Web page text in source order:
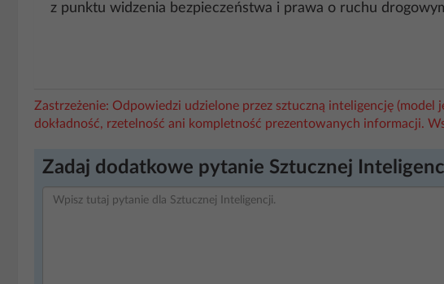
z punktu widzenia bezpieczeństwa i prawa o ruchu
Zastrzeżenie: Odpowiedzi udzielone przez sztuczną inteligencję
dokładność, rzetelność ani kompletność prezentowanych informacji.
Zadaj dodatkowe pytanie Sztucznej